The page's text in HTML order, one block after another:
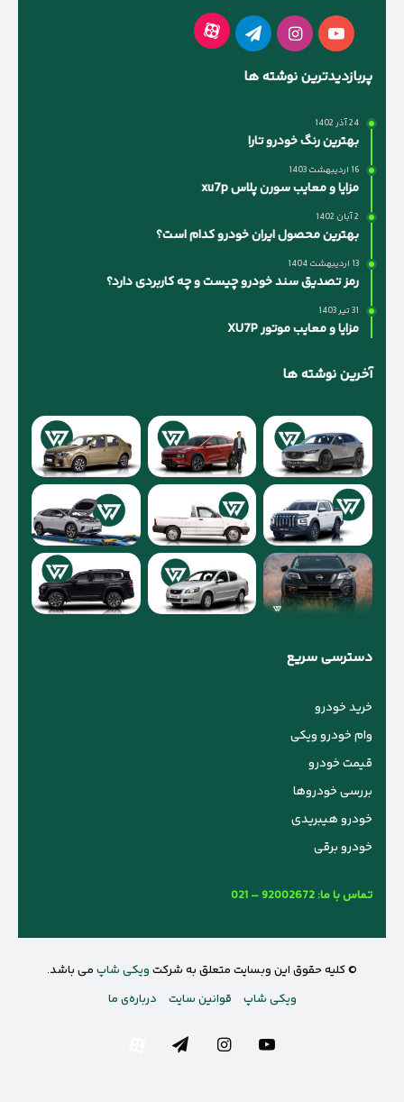
یوتیوباینستاگرام
تلگرام آپارات
پربازدیدترین نوشته ها
24 آذر 1402
بهترین رنگ خودرو تارا
16 اردیبهشت 1403
مزایا و معایب سورن پلاس xu7p
2 آبان 1402
بهترین محصول ایران خودرو کدام است؟
13 اردیبهشت 1404
رمز تصدیق سند خودرو چیست و چه کاربردی دارد؟
31 تیر 1403
مزایا و معایب موتور XU7P
آخرین نوشته ها
دسترسی سریع
خرید خودرو
وام خودرو ویکی
قیمت خودرو
بررسی خودروها
خودرو هیبریدی
خودرو برقی
تماس با ما: 021 – 92002672
© کلیه حقوق این وبسایت متعلق به شرکت ویکی شاپ می باشد.
ویکی شاپ
قوانین سایت درباره‌ی ما
یوتیوباینستاگرامتلگرام